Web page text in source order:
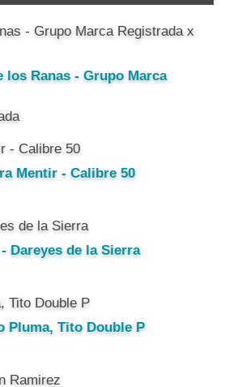
los Ranas - Grupo Marca
Mentir - Calibre 50
Dareyes de la Sierra
Pluma, Tito Double P